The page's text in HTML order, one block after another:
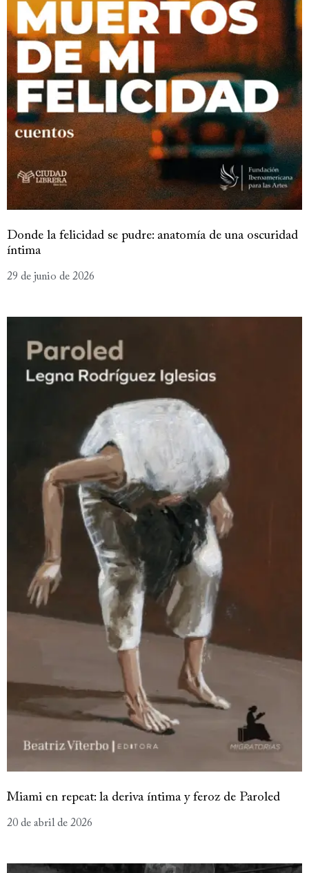
Donde la felicidad se pudre: anatomía de una oscuridad
íntima
29 de junio de 2026
Miami en repeat: la deriva íntima y feroz de Paroled
20 de abril de 2026